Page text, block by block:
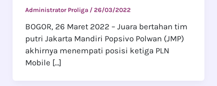
Administrator Proliga / 26/03/2022
BOGOR, 26 Maret 2022 – Juara bertahan tim
putri Jakarta Mandiri Popsivo Polwan (JMP)
akhirnya menempati posisi ketiga PLN
Mobile […]